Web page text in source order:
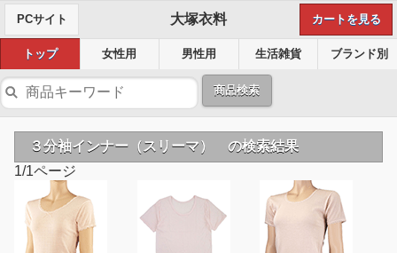
PCサイト 大塚衣料 カートを見る
トップ 女性用 男性用 生活雑貨 ブランド別
商品検索
３分袖インナー（スリーマ） の検索結果
1/1ページ